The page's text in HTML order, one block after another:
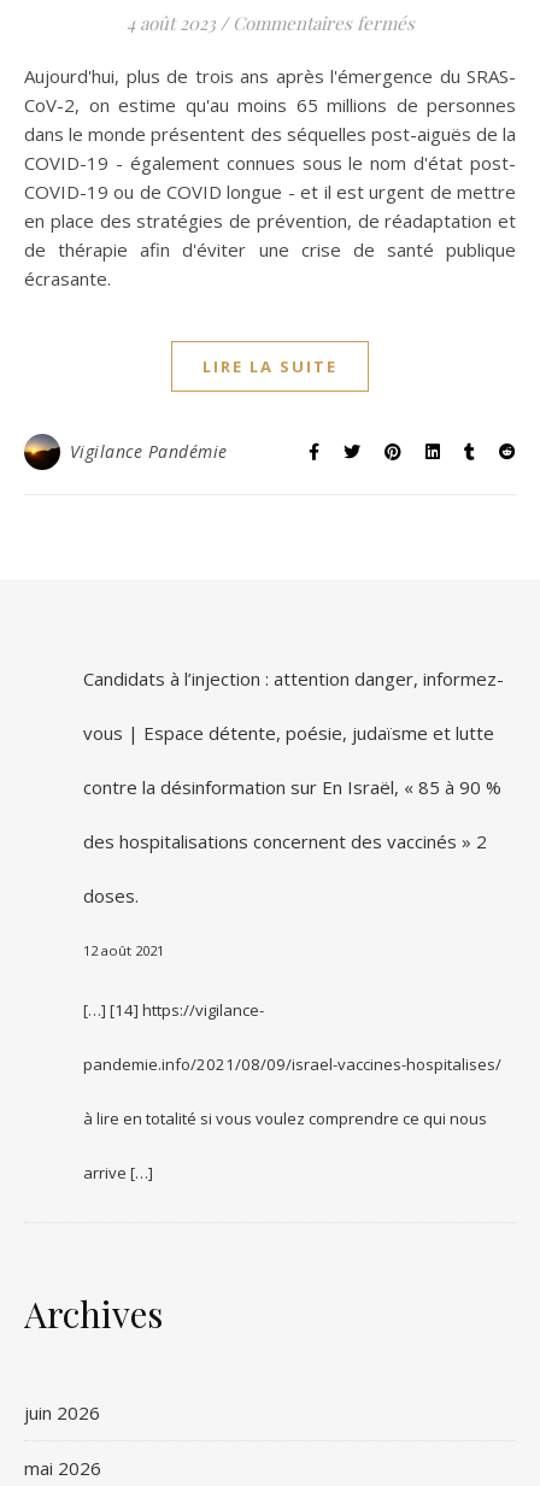
4 août 2023 / Commentaires ferméssur La Covid
Aujourd'hui, plus de trois ans après l'émergence du SRAS-
CoV-2, on estime qu'au moins 65 millions de personnes
dans le monde présentent des séquelles post-aiguës de la
COVID-19 - également connues sous le nom d'état post-
COVID-19 ou de COVID longue - et il est urgent de mettre
en place des stratégies de prévention, de réadaptation et
de thérapie afin d'éviter une crise de santé publique
écrasante.
LIRE LA SUITE
Vigilance Pandémie
Candidats à l’injection : attention danger, informez-
vous | Espace détente, poésie, judaïsme et lutte
contre la désinformation sur En Israël, « 85 à 90 %
des hospitalisations concernent des vaccinés » 2
doses.
12 août 2021
[…] [14] https://vigilance-
pandemie.info/2021/08/09/israel-vaccines-hospitalises/
à lire en totalité si vous voulez comprendre ce qui nous
arrive […]
Archives
juin 2026
mai 2026